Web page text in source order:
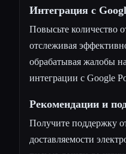
Интеграция с
Повысьте количество
отслеживая
обрабатывая жалобы
интеграции с Google
Рекомендации и
Получите поддержку
доставляемости